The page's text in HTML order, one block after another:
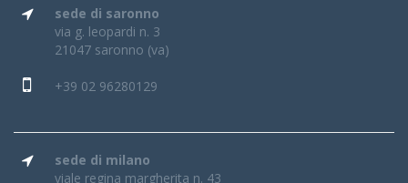
sede di saronno
via g. leopardi n. 3
21047 saronno (va)
+39 02 96280129
sede di milano
viale regina margherita n. 43